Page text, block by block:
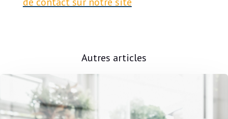
Autres articles